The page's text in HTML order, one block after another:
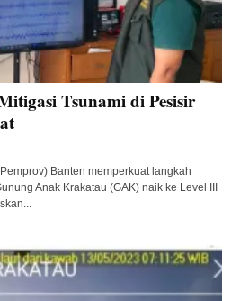
Tsunami di Pesisir
Banten memperkuat langkah
Anak Krakatau (GAK) naik ke Level III